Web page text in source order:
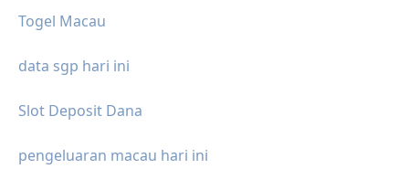
Togel Macau
data sgp hari ini
Slot Deposit Dana
pengeluaran macau hari ini